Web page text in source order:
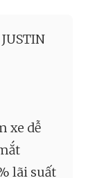
xe dễ
lãi suất